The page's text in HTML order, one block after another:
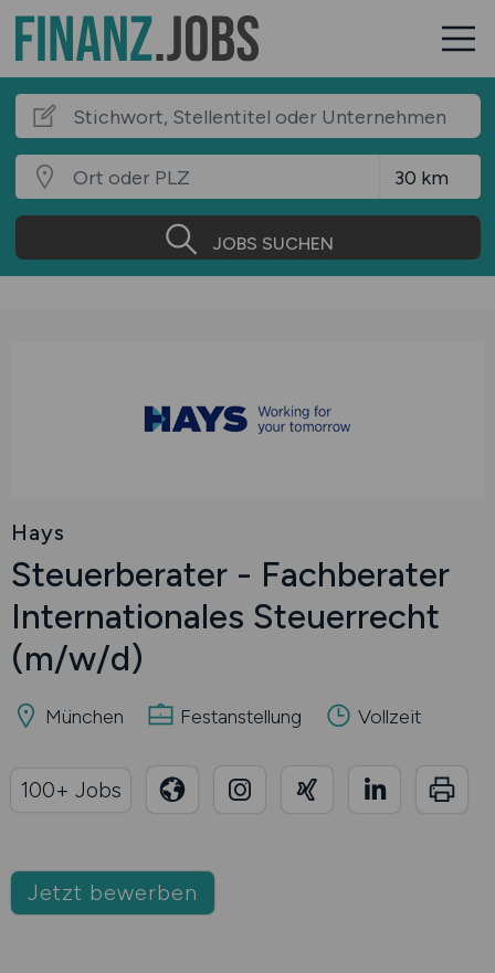
JOBS SUCHEN
Hays
Steuerberater - Fachberater
Internationales Steuerrecht
(m/w/d)
München Festanstellung Vollzeit
Jetzt bewerben
100+ Jobs